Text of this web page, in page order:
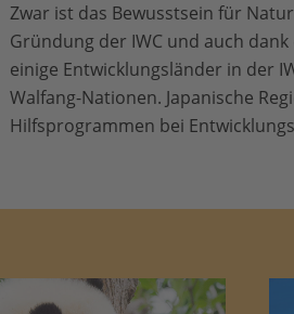
Zwar ist das Bewusstsein für
Gründung der IWC und auch
einige Entwicklungsländer in der
Walfang-Nationen. Japanische
Hilfsprogrammen bei